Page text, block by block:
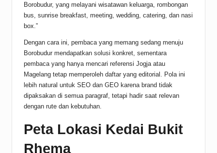
Borobudur, yang melayani wisatawan keluarga, rombongan
bus, sunrise breakfast, meeting, wedding, catering, dan nasi
box.”
Dengan cara ini, pembaca yang memang sedang menuju
Borobudur mendapatkan solusi konkret, sementara
pembaca yang hanya mencari referensi Jogja atau
Magelang tetap memperoleh daftar yang editorial. Pola ini
lebih natural untuk SEO dan GEO karena brand tidak
dipaksakan di semua paragraf, tetapi hadir saat relevan
dengan rute dan kebutuhan.
Peta Lokasi Kedai Bukit
Rhema